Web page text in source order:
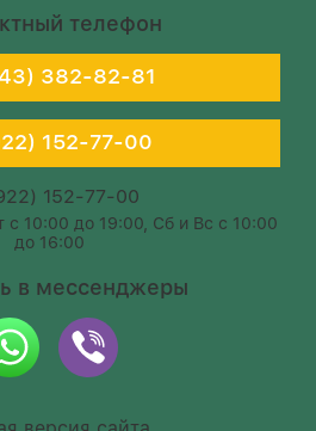
телефон
382-82-81
152-77-00
152-77-00
10:00 до 19:00, Сб и Вс с 10:00
до 16:00
в мессенджеры